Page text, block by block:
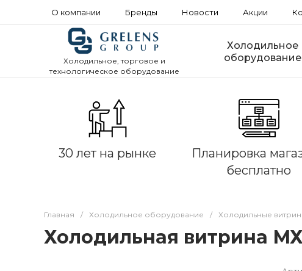
О компании Бренды Новости Акции
Холодильное, торговое и
технологическое оборудование
Холодильное
оборудование
30 лет на рынке
Планировка
бесплатно
Главная / Холодильное оборудование / Холодильные
Холодильная витрина